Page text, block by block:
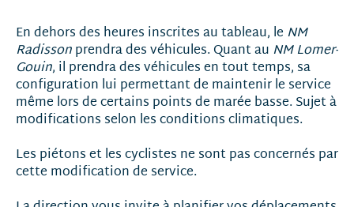
En dehors des heures inscrites au tableau, le NM
Radisson prendra des véhicules. Quant au NM Lomer-
Gouin, il prendra des véhicules en tout temps, sa
configuration lui permettant de maintenir le service
même lors de certains points de marée basse. Sujet à
modifications selon les conditions climatiques.
Les piétons et les cyclistes ne sont pas concernés par
cette modification de service.